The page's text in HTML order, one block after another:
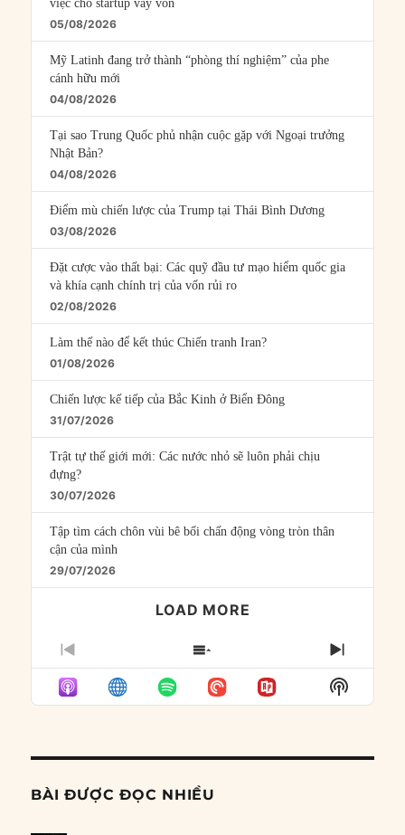
việc cho startup vay vốn
05/08/2026
Mỹ Latinh đang trở thành “phòng thí nghiệm” của phe
cánh hữu mới
04/08/2026
Tại sao Trung Quốc phủ nhận cuộc gặp với Ngoại trưởng
Nhật Bản?
04/08/2026
Điểm mù chiến lược của Trump tại Thái Bình Dương
03/08/2026
Đặt cược vào thất bại: Các quỹ đầu tư mạo hiểm quốc gia
và khía cạnh chính trị của vốn rủi ro
02/08/2026
Làm thế nào để kết thúc Chiến tranh Iran?
01/08/2026
Chiến lược kế tiếp của Bắc Kinh ở Biển Đông
31/07/2026
Trật tự thế giới mới: Các nước nhỏ sẽ luôn phải chịu
đựng?
30/07/2026
Tập tìm cách chôn vùi bê bối chấn động vòng tròn thân
cận của mình
29/07/2026
LOAD MORE
PREVIOUS
EPISODE
SHOW
EPISODES
LIST
NEXT
Show
Podcast
BÀI ĐƯỢC ĐỌC NHIỀU